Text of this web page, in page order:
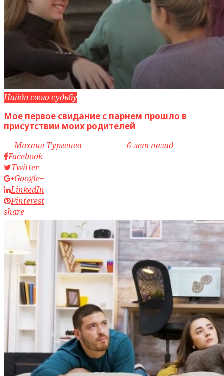
Найди свою судьбу
Мое первое свидание с парнем прошло в
присутствии моих родителей
byМихаил Тургенев
6 лет назад
Facebook
Twitter
Google+
LinkedIn
Pinterest
share